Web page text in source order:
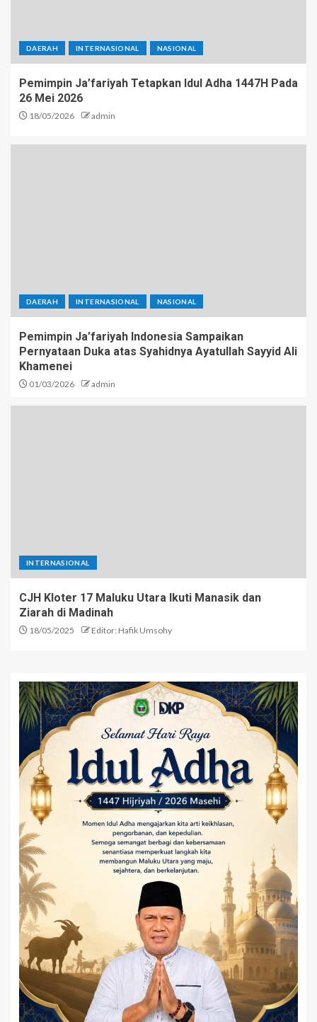
DAERAH INTERNASIONAL NASIONAL
Pemimpin Ja’fariyah Tetapkan Idul Adha 1447H Pada
26 Mei 2026
18/05/2026 admin
DAERAH INTERNASIONAL NASIONAL
Pemimpin Ja’fariyah Indonesia Sampaikan
Pernyataan Duka atas Syahidnya Ayatullah Sayyid Ali
Khamenei
01/03/2026 admin
INTERNASIONAL
CJH Kloter 17 Maluku Utara Ikuti Manasik dan
Ziarah di Madinah
18/05/2025 Editor: Hafik Umsohy